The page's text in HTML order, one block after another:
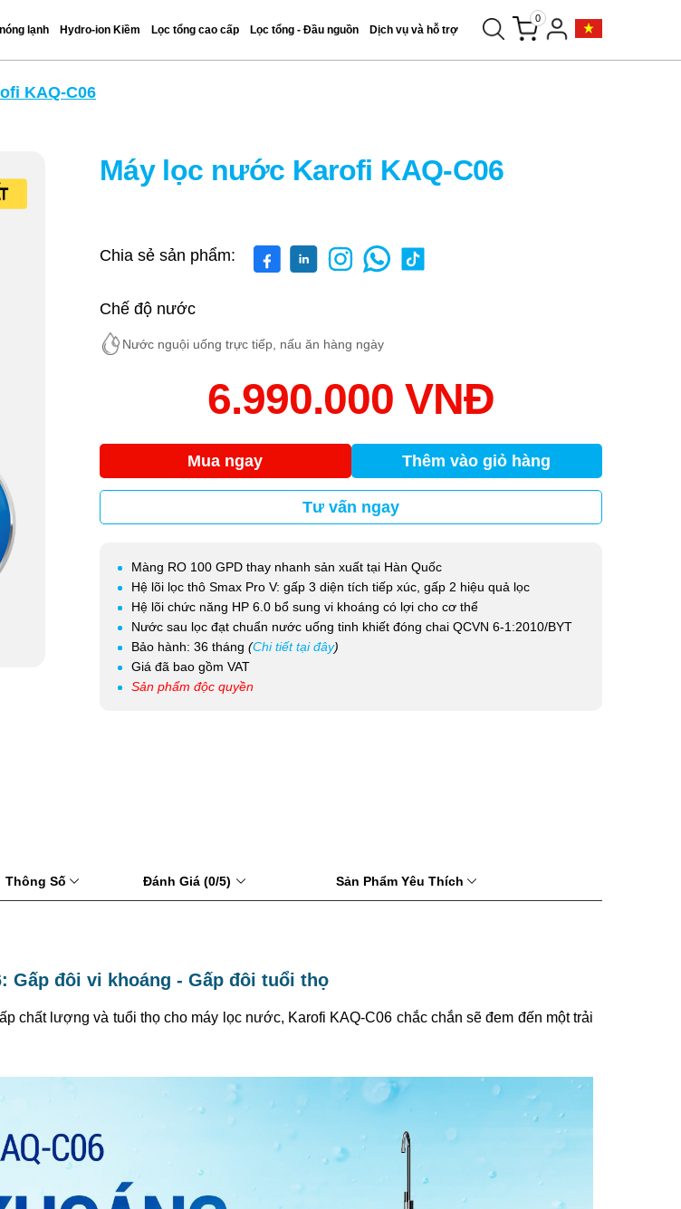
lạnh Hydro-ion Kiềm Lọc tổng cao cấp Lọc tổng - Đầu nguồn Dịch vụ và hỗ trợ
0
KAQ-C06
Máy lọc nước Karofi KAQ-C06
Chia sẻ sản phẩm:
Chế độ nước
Nước nguội uống trực tiếp, nấu ăn hàng ngày
6.990.000 VNĐ
Mua ngay Thêm vào giỏ hàng
Tư vấn ngay
Màng RO 100 GPD thay nhanh sản xuất tại Hàn Quốc
Hệ lõi lọc thô Smax Pro V: gấp 3 diện tích tiếp xúc, gấp 2 hiệu quả lọc
Hệ lõi chức năng HP 6.0 bổ sung vi khoáng có lợi cho cơ thể
Nước sau lọc đạt chuẩn nước uống tinh khiết đóng chai QCVN 6-1:2010/BYT
Bảo hành: 36 tháng (Chi tiết tại đây)
Giá đã bao gồm VAT
Sản phẩm độc quyền
Thông Số Đánh Giá (0/5) Sản Phẩm Yêu Thích
Gấp đôi vi khoáng - Gấp đôi tuổi thọ
chất lượng và tuổi thọ cho máy lọc nước, Karofi KAQ-C06 chắc chắn sẽ đem đến một trải